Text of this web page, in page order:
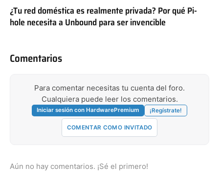
¿Tu red doméstica es realmente privada? Por qué Pi-
hole necesita a Unbound para ser invencible
Comentarios
Para comentar necesitas tu cuenta del foro.
Cualquiera puede leer los comentarios.
Iniciar sesión con HardwarePremium ¡Regístrate!
COMENTAR COMO INVITADO
Aún no hay comentarios. ¡Sé el primero!